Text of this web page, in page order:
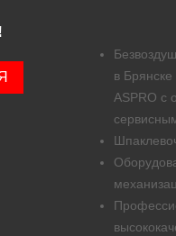
в
ASPRO с